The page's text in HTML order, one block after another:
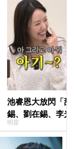
池睿恩大放閃「
錫、劉在錫、李
竅」！網笑瘋：
明星